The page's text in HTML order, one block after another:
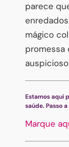
parece
mágico
promessa
Estamos aqui
saúde. Passo
Marque